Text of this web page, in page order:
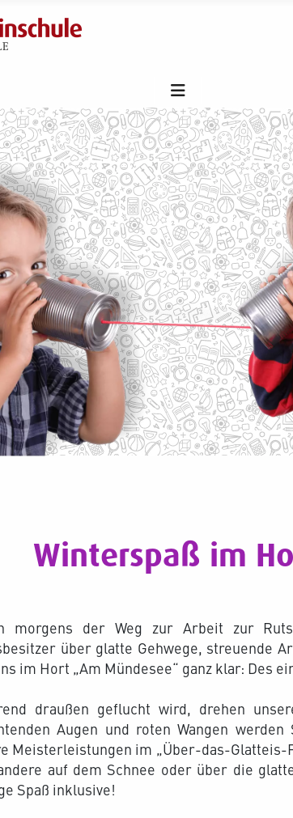
Winterspaß im
morgens der Weg zur Arbeit zur
über glatte Gehwege, streuende
im Hort „Am Mündesee“ ganz klar: Des
draußen geflucht wird, drehen
Augen und roten Wangen
Meisterleistungen im „Über-das-
auf dem Schnee oder über die
Spaß inklusive!